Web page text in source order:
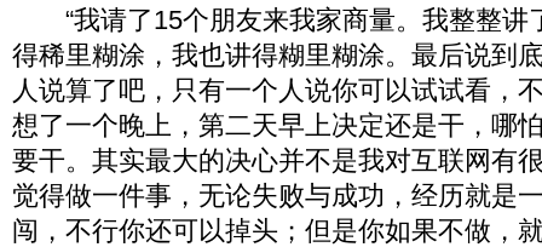
“我请了15个朋友来我家商量。我整整讲
得稀里糊涂，我也讲得糊里糊涂。最后说到
人说算了吧，只有一个人说你可以试试看，
想了一个晚上，第二天早上决定还是干，哪
要干。其实最大的决心并不是我对互联网有
觉得做一件事，无论失败与成功，经历就是
闯，不行你还可以掉头；但是你如果不做，